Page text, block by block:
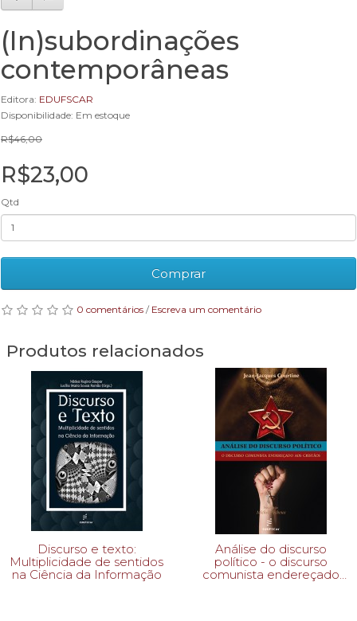
(In)subordinações
contemporâneas
Editora: EDUFSCAR
Disponibilidade: Em estoque
R$46,00
R$23,00
Qtd
Comprar
0 comentários / Escreva um comentário
Produtos relacionados
Discurso e texto:
Multiplicidade de sentidos
na Ciência da Informação
Análise do discurso
político - o discurso
comunista endereçado